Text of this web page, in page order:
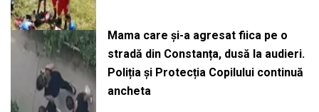
Mama care și-a agresat fiica pe o
stradă din Constanța, dusă la audieri.
Poliția și Protecția Copilului continuă
ancheta